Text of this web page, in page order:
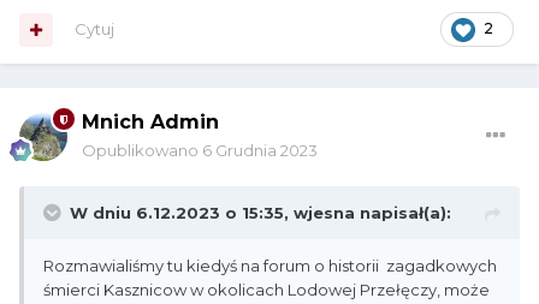
2
Cytuj
Mnich Admin
Opublikowano 6 Grudnia 2023
W dniu 6.12.2023 o 15:35, wjesna napisał(a):
Rozmawialiśmy tu kiedyś na forum o historii zagadkowych
śmierci Kasznicow w okolicach Lodowej Przełęczy, może